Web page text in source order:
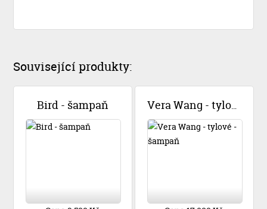
Související produkty:
Bird - šampaň Vera Wang - tylové - šampaň